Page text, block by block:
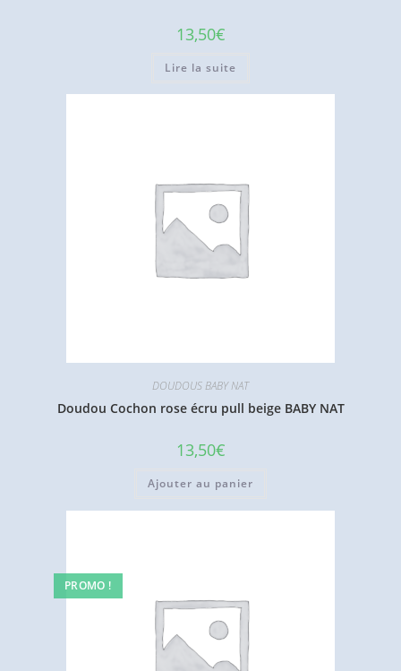
13,50€
Lire la suite
DOUDOUS BABY NAT
Doudou Cochon rose écru pull beige BABY NAT
13,50€
Ajouter au panier
PROMO !